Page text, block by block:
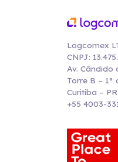
Logcomex
CNPJ:
Av. Cândido
Torre B – 1°
Curitiba –
+55 4003-